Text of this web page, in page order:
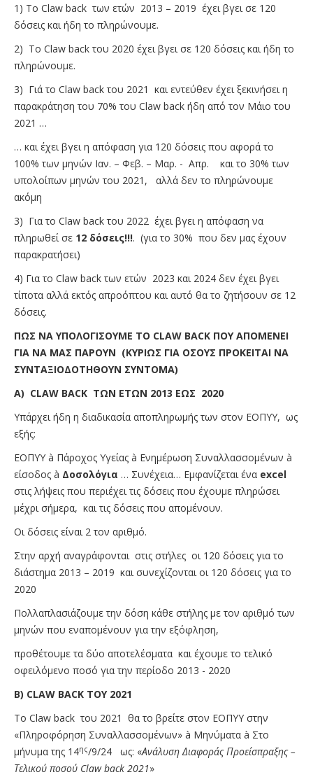
1) Το Claw back των ετών 2013 – 2019 έχει βγει σε 120
δόσεις και ήδη το πληρώνουμε.
2) Το Claw back του 2020 έχει βγει σε 120 δόσεις και ήδη το
πληρώνουμε.
3) Γιά το Claw back του 2021 και εντεύθεν έχει ξεκινήσει η
παρακράτηση του 70% του Claw back ήδη από τον Μάιο του
2021 …
… και έχει βγει η απόφαση για 120 δόσεις που αφορά το
100% των μηνών Ιαν. – Φεβ. – Μαρ. - Απρ. και το 30% των
υπολοίπων μηνών του 2021, αλλά δεν το πληρώνουμε
ακόμη
3) Για το Claw back του 2022 έχει βγει η απόφαση να
πληρωθεί σε 12 δόσεις!!!. (για το 30% που δεν μας έχουν
παρακρατήσει)
4) Για το Claw back των ετών 2023 και 2024 δεν έχει βγει
τίποτα αλλά εκτός απροόπτου και αυτό θα το ζητήσουν σε 12
δόσεις.
ΠΩΣ ΝΑ ΥΠΟΛΟΓΙΣΟΥΜΕ ΤΟ CLAW BACK ΠΟΥ ΑΠΟΜΕΝΕΙ
ΓΙΑ ΝΑ ΜΑΣ ΠΑΡΟΥΝ (ΚΥΡΙΩΣ ΓΙΑ ΟΣΟΥΣ ΠΡΟΚΕΙΤΑΙ ΝΑ
ΣΥΝΤΑΞΙΟΔΟΤΗΘΟΥΝ ΣΥΝΤΟΜΑ)
Α) CLAW BACK ΤΩΝ ΕΤΩΝ 2013 ΕΩΣ 2020
Υπάρχει ήδη η διαδικασία αποπληρωμής των στον ΕΟΠΥΥ, ως
εξής:
ΕΟΠΥΥ à Πάροχος Υγείας à Ενημέρωση Συναλλασσομένων à
είσοδος à Δοσολόγια … Συνέχεια… Εμφανίζεται ένα excel
στις λήψεις που περιέχει τις δόσεις που έχουμε πληρώσει
μέχρι σήμερα, και τις δόσεις που απομένουν.
Οι δόσεις είναι 2 τον αριθμό.
Στην αρχή αναγράφονται στις στήλες οι 120 δόσεις για το
διάστημα 2013 – 2019 και συνεχίζονται οι 120 δόσεις για το
2020
Πολλαπλασιάζουμε την δόση κάθε στήλης με τον αριθμό των
μηνών που εναπομένουν για την εξόφληση,
προθέτουμε τα δύο αποτελέσματα και έχουμε το τελικό
οφειλόμενο ποσό για την περίοδο 2013 - 2020
Β) CLAW BACK TOY2021
Το Claw back του 2021 θα το βρείτε στον ΕΟΠΥΥ στην
«Πληροφόρηση Συναλλασσομένων» à Μηνύματα à Στο
μήνυμα της 14ης/9/24 ως: «Ανάλυση Διαφοράς Προείσπραξης –
Τελικού ποσού Claw back 2021»